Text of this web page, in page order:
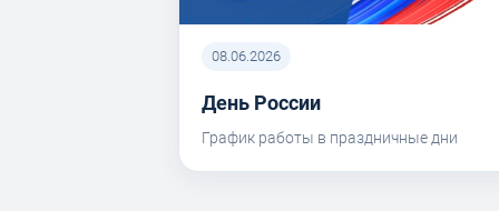
08.06.2026
День России
График работы в праздничные дни